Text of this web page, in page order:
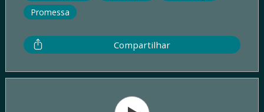
Promessa
Compartilhar